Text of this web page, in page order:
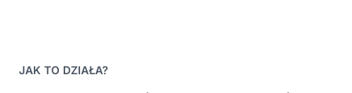
JAK TO DZIAŁA?